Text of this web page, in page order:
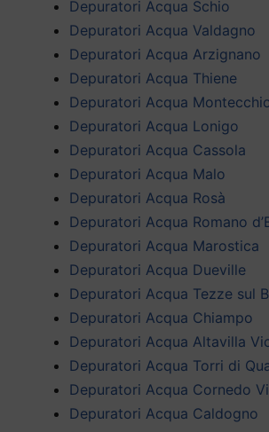
Depuratori Acqua Schio
Depuratori Acqua Valdagno
Depuratori Acqua Arzignano
Depuratori Acqua Thiene
Depuratori Acqua
Depuratori Acqua Lonigo
Depuratori Acqua Cassola
Depuratori Acqua Malo
Depuratori Acqua Rosà
Depuratori Acqua Romano
Depuratori Acqua Marostica
Depuratori Acqua Dueville
Depuratori Acqua Tezze sul
Depuratori Acqua Chiampo
Depuratori Acqua Altavilla
Depuratori Acqua Torri di
Depuratori Acqua Cornedo
Depuratori Acqua Caldogno